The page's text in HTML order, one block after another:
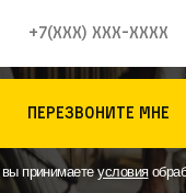
перезвоните мне
вы принимаетеусловия